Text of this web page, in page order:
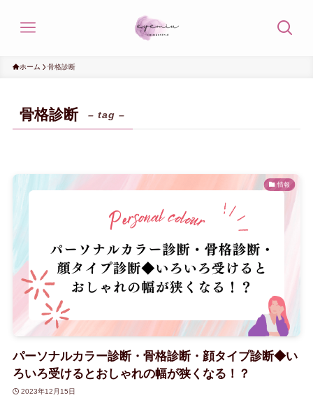
ホーム 骨格診断
骨格診断 – tag –
情報
パーソナルカラー診断・骨格診断・顔タイプ診断◆い
ろいろ受けるとおしゃれの幅が狭くなる！？
2023年12月15日